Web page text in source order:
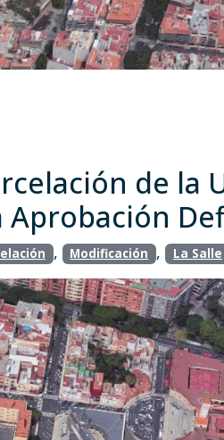
de la
Aprobación
, Modificación , La Salle